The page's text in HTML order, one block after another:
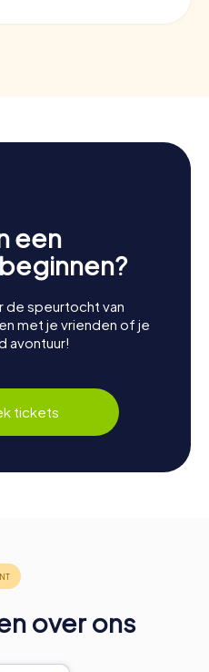
een
de speurtocht van
met je vrienden of je
avontuur!
tickets
over ons